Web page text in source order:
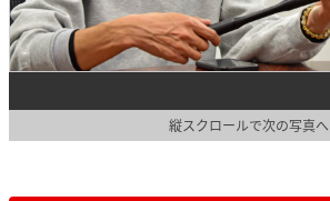
縦スクロールで次の写真へ